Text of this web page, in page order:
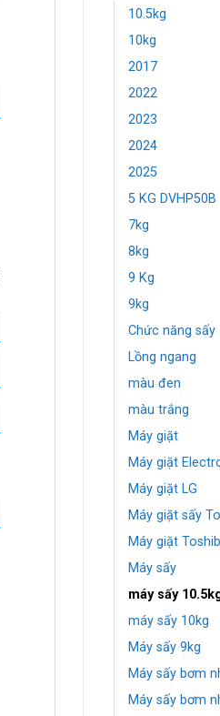
10.5kg
10kg
2017
2022
2023
2024
2025
5 KG DVHP50B
7kg
8kg
9 Kg
9kg
Chức năng sấy
Lồng ngang
màu đen
màu trắng
Máy giặt
Máy giặt
Máy giặt LG
Máy giặt sấy
Máy giặt
Máy sấy
máy sấy
máy sấy 10kg
Máy sấy 9kg
Máy sấy bơm
Máy sấy bơm